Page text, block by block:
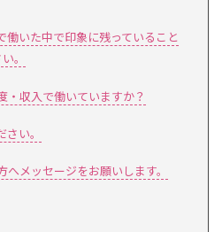
働いた中で印象に残っていること
。
・収入で働いていますか？
い。
メッセージをお願いします。